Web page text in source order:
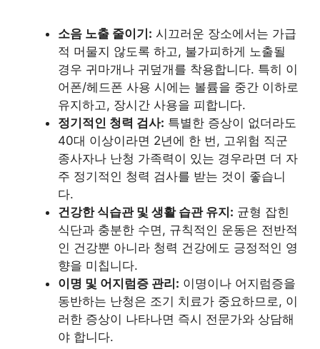
소음 노출 줄이기: 시끄러운 장소에서는 가급
적 머물지 않도록 하고, 불가피하게 노출될
경우 귀마개나 귀덮개를 착용합니다. 특히 이
어폰/헤드폰 사용 시에는 볼륨을 중간 이하로
유지하고, 장시간 사용을 피합니다.
정기적인 청력 검사: 특별한 증상이 없더라도
40대 이상이라면 2년에 한 번, 고위험 직군
종사자나 난청 가족력이 있는 경우라면 더 자
주 정기적인 청력 검사를 받는 것이 좋습니
다.
건강한 식습관 및 생활 습관 유지: 균형 잡힌
식단과 충분한 수면, 규칙적인 운동은 전반적
인 건강뿐 아니라 청력 건강에도 긍정적인 영
향을 미칩니다.
이명 및 어지럼증 관리: 이명이나 어지럼증을
동반하는 난청은 조기 치료가 중요하므로, 이
러한 증상이 나타나면 즉시 전문가와 상담해
야 합니다.